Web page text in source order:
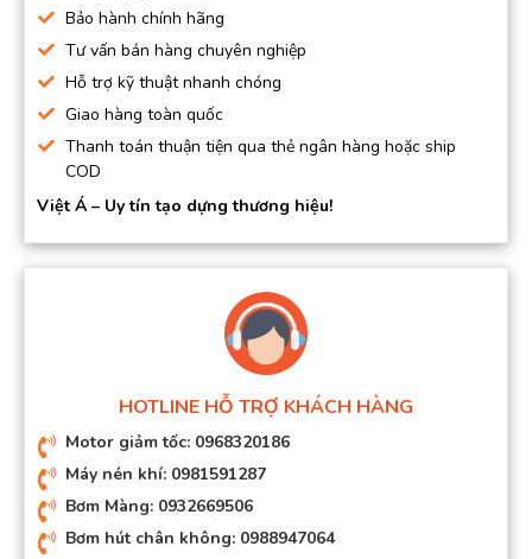
Bảo hành chính hãng
Tư vấn bán hàng chuyên nghiệp
Hỗ trợ kỹ thuật nhanh chóng
Giao hàng toàn quốc
Thanh toán thuận tiện qua thẻ ngân hàng hoặc ship
COD
Việt Á – Uy tín tạo dựng thương hiệu!
HOTLINE HỖ TRỢ KHÁCH HÀNG
Motor giảm tốc: 0968320186
Máy nén khí: 0981591287
Bơm Màng: 0932669506
Bơm hút chân không: 0988947064